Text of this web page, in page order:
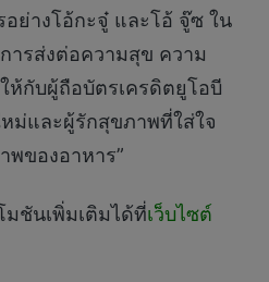
ย่างโอ้กะจู๋ และโอ้ จู๊ซ ใน
ารส่งต่อความสุข ความ
ห้กับผู้ถือบัตรเครดิตยูโอบี
ม่และผู้รักสุขภาพที่ใส่ใจ
ของอาหาร”
มชันเพิ่มเติมได้ที่เว็บไซต์